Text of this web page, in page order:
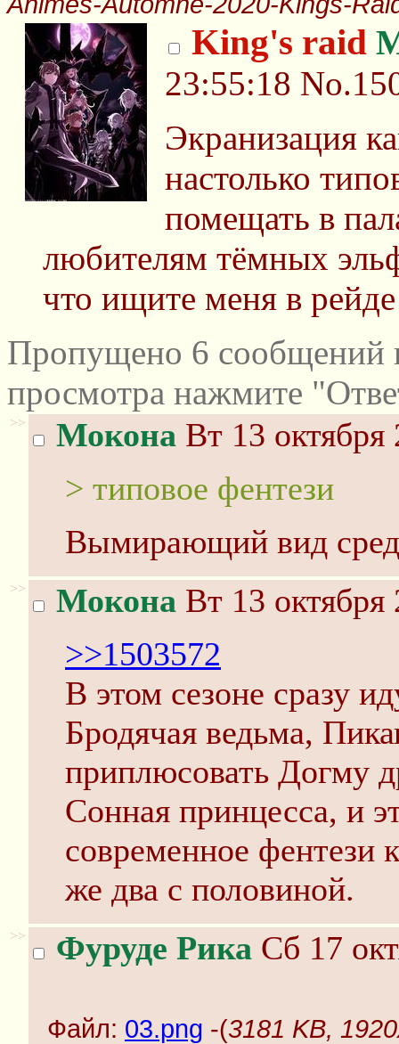
King's raid
23:55:18
Экранизация
настолько
помещать в
любителям тёмных
что ищите меня в рейде
Пропущено 6 сообщений
просмотра нажмите
>> Мокона Вт 13
> типовое фентези
Вымирающий вид
>> Мокона Вт 13
>>1503572
В этом сезоне сразу
Бродячая ведьма,
приплюсовать Догму
Сонная принцесса, и
современное фентези
же два с половиной.
>> Фуруде Рика Сб 17
Файл: 03.png -(3181 KB,